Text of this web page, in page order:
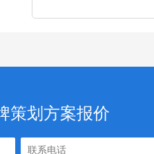
策划方案报价